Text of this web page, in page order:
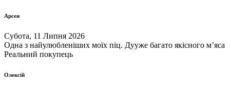
Арсен
Субота, 11 Липня 2026
Одна з найулюбленіших моїх піц. Дууже багато якісного мʼяса
Реальний покупець
Олексій